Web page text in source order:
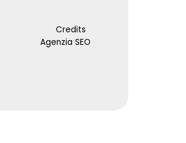
Credits
Agenzia SEO